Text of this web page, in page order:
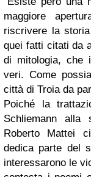
maggiore
riscrivere la
quei fatti citati da
di mitologia, che
veri. Come
città di Troia da
Poiché la
Schliemann alla
Roberto Mattei
dedica parte del
interessarono le